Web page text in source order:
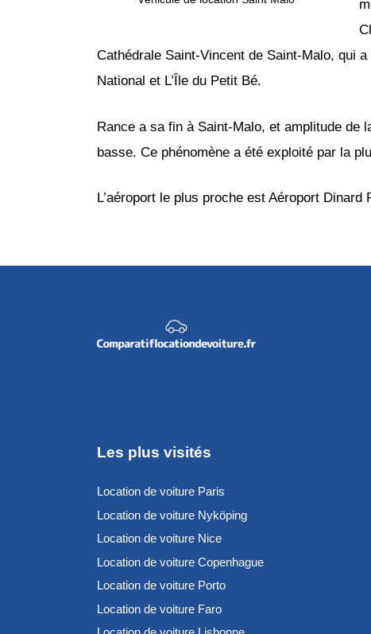
Cathédrale Saint-Vincent de Saint-Malo, qui
National et L’Île du Petit Bé.
Rance a sa fin à Saint-Malo, et amplitude de
basse. Ce phénomène a été exploité par la
L’aéroport le plus proche est Aéroport
Les plus visités
Location de voiture Paris
Location de voiture Nyköping
Location de voiture Nice
Location de voiture Copenhague
Location de voiture Porto
Location de voiture Faro